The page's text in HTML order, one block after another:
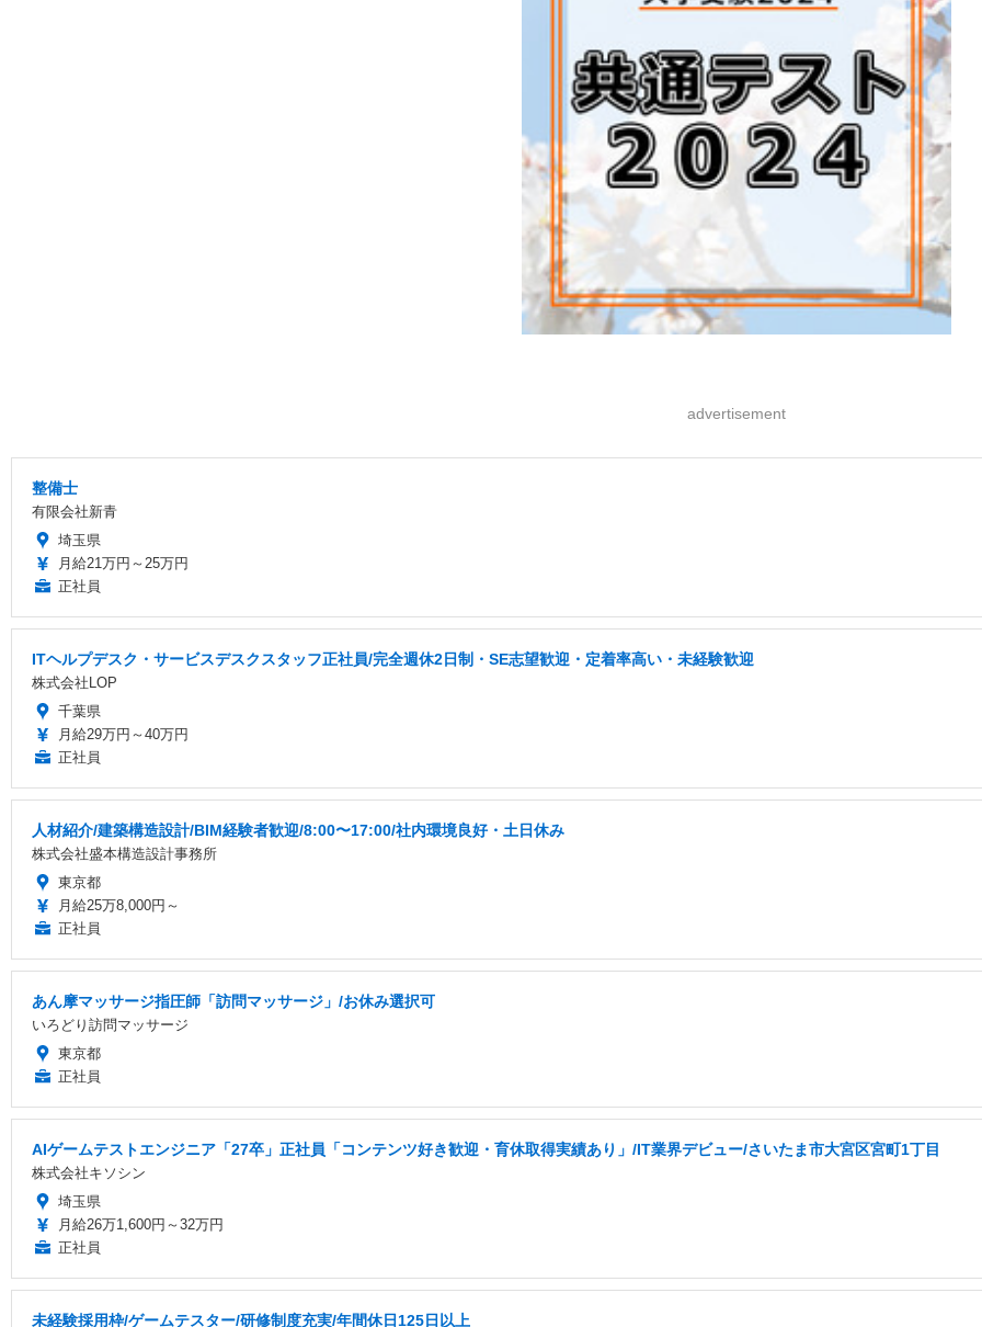
advertisement
整備士
有限会社新青
埼玉県
月給21万円～25万円
正社員
ITヘルプデスク・サービスデスクスタッフ正社員/完全週休2日制・SE志望歓迎・定着率高い・未経験歓迎
株式会社LOP
千葉県
月給29万円～40万円
正社員
人材紹介/建築構造設計/BIM経験者歓迎/8:00〜17:00/社内環境良好・土日休み
株式会社盛本構造設計事務所
東京都
月給25万8,000円～
正社員
あん摩マッサージ指圧師「訪問マッサージ」/お休み選択可
いろどり訪問マッサージ
東京都
正社員
AIゲームテストエンジニア「27卒」正社員「コンテンツ好き歓迎・育休取得実績あり」/IT業界デビュー/さいたま市大宮区宮町1丁目
株式会社キソシン
埼玉県
月給26万1,600円～32万円
正社員
未経験採用枠/ゲームテスター/研修制度充実/年間休日125日以上